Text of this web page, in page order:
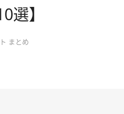
選】
まとめ